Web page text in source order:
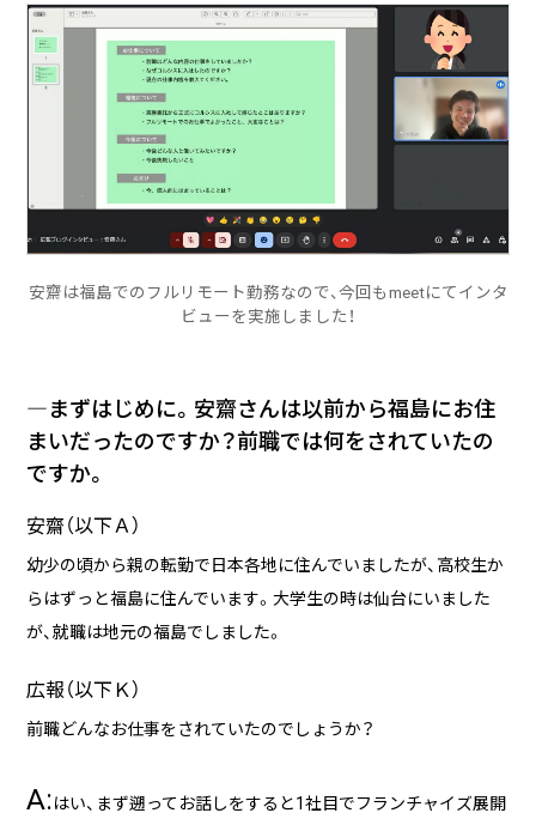
『リーダブルコード』から学ぶ、「本当に
理解しやすいコード」を書くための実践
ポイント
2026/06/30
AWS Certified Solutions Architect –
安齋は福島でのフルリモート勤務なので、今回もmeetにてインタ
ビューを実施しました！
―まずはじめに。安齋さんは以前から福島にお住
まいだったのですか？前職では何をされていたの
ですか。
安齋（以下Ａ）
幼少の頃から親の転勤で日本各地に住んでいましたが、高校生か
らはずっと福島に住んでいます。大学生の時は仙台にいました
が、就職は地元の福島でしました。
広報（以下Ｋ）
前職どんなお仕事をされていたのでしょうか？
A:はい、まず遡ってお話しをすると1社目でフランチャイズ展開